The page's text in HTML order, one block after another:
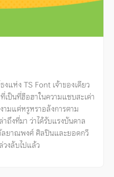
แห่ง TS Font เจ้าของเดียว
เป็นที่ฮือฮาในความแซบสะเด่า
มแต่หรูหราอลังการตาม
ถึงที่มา ว่าได้รับแรงบันดาล
ลยาณพงศ์ ศิลปินและยอดกวี
วงลับไปแล้ว